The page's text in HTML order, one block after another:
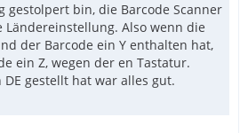
gestolpert bin, die Barcode Scanner
Ländereinstellung. Also wenn die
der Barcode ein Y enthalten hat,
ein Z, wegen der en Tastatur.
gestellt hat war alles gut.